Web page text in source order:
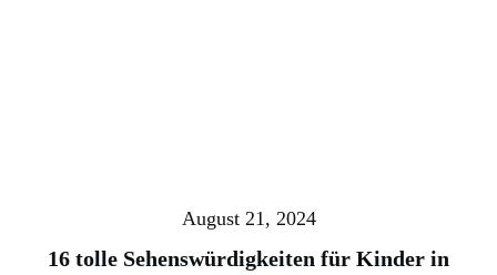
August 21, 2024
16 tolle Sehenswürdigkeiten für Kinder in